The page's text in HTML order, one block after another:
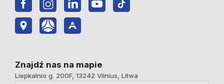
Znajdź nas na mapie
Liepkalnio g. 200F, 13242 Vilnius, Litwa